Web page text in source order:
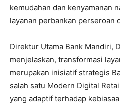
kemudahan dan kenyamanan
layanan perbankan perseroan
Direktur Utama Bank Mandiri,
menjelaskan, transformasi
merupakan inisiatif strategis
salah satu Modern Digital
yang adaptif terhadap